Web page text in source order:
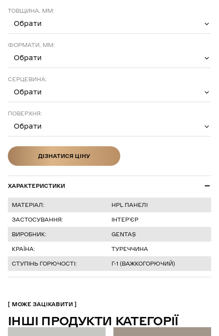
ТОВЩИНА, ММ:
Обрати
ФОРМАТИ, ММ:
Обрати
СЕРЦЕВИНА:
Обрати
ПОВЕРХНЯ:
Обрати
ДІЗНАТИСЯ ЦІНУ
ХАРАКТЕРИСТИКИ
МАТЕРІАЛ:
HPL ПАНЕЛІ
ЗАСТОСУВАННЯ:
ІНТЕР’ЄР
ВИРОБНИК:
GENTAŞ
КРАЇНА:
ТУРЕЧЧИНА
СТУПІНЬ ГОРЮЧОСТІ:
Г-1 (ВАЖКОГОРЮЧИЙ)
МОЖЕ ЗАЦІКАВИТИ
ІНШІ ПРОДУКТИ КАТЕГОРІЇ